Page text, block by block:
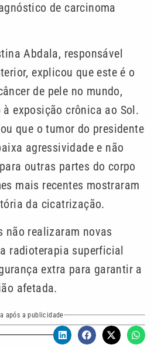
de carcinoma
Abdala, responsável
explicou que este é o
de pele no mundo,
exposição crônica ao Sol.
que o tumor do presidente
agressividade e não
outras partes do corpo
mais recentes mostraram
da cicatrização.
não realizaram novas
radioterapia superficial
extra para garantir a
afetada.
após a publicidade